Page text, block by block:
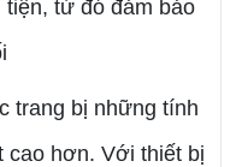
từ đó đảm bảo
trang bị những tính
cao hơn. Với thiết bị